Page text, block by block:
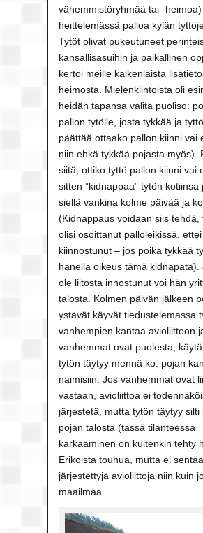
vähemmistöryhmää tai -heimoa)
heittelemässä palloa kylän
Tytöt olivat pukeutuneet
kansallisasuihin ja paikallinen
kertoi meille kaikenlaista
heimosta. Mielenkiintoista oli
heidän tapansa valita puoliso:
pallon tytölle, josta tykkää ja
päättää ottaako pallon kiinni vai
niin ehkä tykkää pojasta myös).
siitä, ottiko tyttö pallon kiinni vai
sitten ”kidnappaa” tytön kotiinsa
siellä vankina kolme päivää ja
(Kidnappaus voidaan siis tehdä,
olisi osoittanut palloleikissä,
kiinnostunut – jos poika tykkää
hänellä oikeus tämä kidnapata).
ole liitosta innostunut voi hän
talosta. Kolmen päivän jälkeen
ystävät käyvät tiedustelemassa
vanhempien kantaa avioliittoon
vanhemmat ovat puolesta,
tytön täytyy mennä ko. pojan
naimisiin. Jos vanhemmat ovat
vastaan, avioliittoa ei
järjestetä, mutta tytön täytyy silti
pojan talosta (tässä tilanteessa
karkaaminen on kuitenkin tehty
Erikoista touhua, mutta ei
järjestettyjä avioliittoja niin kuin
maailmaa.